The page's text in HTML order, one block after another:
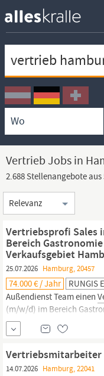
Ortssuche
Umkreissuche
Arbeitsform
Vertrieb Jobs in
2.688 Stellenangebote
Sortierung
Vertriebsprofi Sales
Bereich
Verkaufsgebiet
25.07.2026 Hamburg, 20457
74.000 € / Jahr RUNGIS
Außendienst Team einen
(m/w/d) im Bereich
Verkaufsgebiet Hamburg
Kunden im Außendienst
Verkaufsgebietes
Vertriebsmitarbeiter
14.07.2026 Hamburg, 22041